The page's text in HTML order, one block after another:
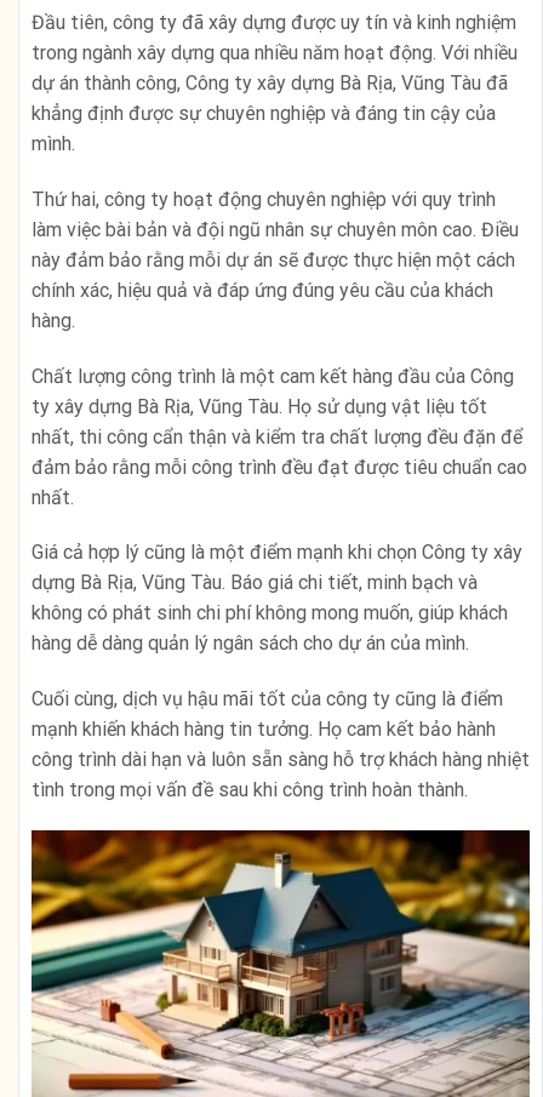
Đầu tiên, công ty đã xây dựng được uy tín và kinh nghiệm
trong ngành xây dựng qua nhiều năm hoạt động. Với nhiều
dự án thành công, Công ty xây dựng Bà Rịa, Vũng Tàu đã
khẳng định được sự chuyên nghiệp và đáng tin cậy của
mình.
Thứ hai, công ty hoạt động chuyên nghiệp với quy trình
làm việc bài bản và đội ngũ nhân sự chuyên môn cao. Điều
này đảm bảo rằng mỗi dự án sẽ được thực hiện một cách
chính xác, hiệu quả và đáp ứng đúng yêu cầu của khách
hàng.
Chất lượng công trình là một cam kết hàng đầu của Công
ty xây dựng Bà Rịa, Vũng Tàu. Họ sử dụng vật liệu tốt
nhất, thi công cẩn thận và kiểm tra chất lượng đều đặn để
đảm bảo rằng mỗi công trình đều đạt được tiêu chuẩn cao
nhất.
Giá cả hợp lý cũng là một điểm mạnh khi chọn Công ty xây
dựng Bà Rịa, Vũng Tàu. Báo giá chi tiết, minh bạch và
không có phát sinh chi phí không mong muốn, giúp khách
hàng dễ dàng quản lý ngân sách cho dự án của mình.
Cuối cùng, dịch vụ hậu mãi tốt của công ty cũng là điểm
mạnh khiến khách hàng tin tưởng. Họ cam kết bảo hành
công trình dài hạn và luôn sẵn sàng hỗ trợ khách hàng nhiệt
tình trong mọi vấn đề sau khi công trình hoàn thành.